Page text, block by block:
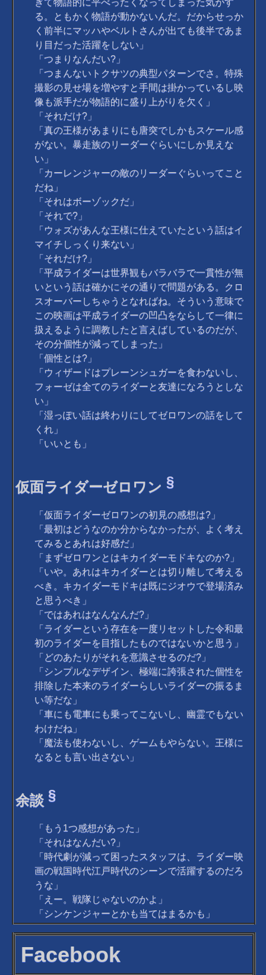
ぎて物語的に平べったくなってしまった気がす
る。ともかく物語が動かないんだ。だからせっか
く前半にマッハやベルトさんが出ても後半であま
り目だった活躍をしない」
「つまりなんだい?」
「つまんないトクサツの典型パターンでさ。特殊
撮影の見せ場を増やすと手間は掛かっているし映
像も派手だが物語的に盛り上がりを欠く」
「それだけ?」
「真の王様があまりにも唐突でしかもスケール感
がない。暴走族のリーダーぐらいにしか見えな
い」
「カーレンジャーの敵のリーダーぐらいってこと
だね」
「それはボーゾックだ」
「それで?」
「ウォズがあんな王様に仕えていたという話はイ
マイチしっくり来ない」
「それだけ?」
「平成ライダーは世界観もバラバラで一貫性が無
いという話は確かにその通りで問題がある。クロ
スオーバーしちゃうとなればね。そういう意味で
この映画は平成ライダーの凹凸をならして一律に
扱えるように調教したと言えばしているのだが、
その分個性が減ってしまった」
「個性とは?」
「ウィザードはプレーンシュガーを食わないし、
フォーゼは全てのライダーと友達になろうとしな
い」
「湿っぽい話は終わりにしてゼロワンの話をして
くれ」
「いいとも」
仮面ライダーゼロワン§
「仮面ライダーゼロワンの初見の感想は?」
「最初はどうなのか分からなかったが、よく考え
てみるとあれは好感だ」
「まずゼロワンとはキカイダーモドキなのか?」
「いや。あれはキカイダーとは切り離して考える
べき。キカイダーモドキは既にジオウで登場済み
と思うべき」
「ではあれはなんなんだ?」
「ライダーという存在を一度リセットした令和最
初のライダーを目指したものではないかと思う」
「どのあたりがそれを意識させるのだ?」
「シンプルなデザイン、極端に誇張された個性を
排除した本来のライダーらしいライダーの振るま
い等だな」
「車にも電車にも乗ってこないし、幽霊でもない
わけだね」
「魔法も使わないし、ゲームもやらない。王様に
なるとも言い出さない」
余談§
「もう1つ感想があった」
「それはなんだい?」
「時代劇が減って困ったスタッフは、ライダー映
画の戦国時代江戸時代のシーンで活躍するのだろ
うな」
「えー。戦隊じゃないのかよ」
「シンケンジャーとかも当てはまるかも」
Facebook